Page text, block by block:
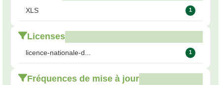
XLS 1
Licenses
licence-nationale-d... 1
Fréquences de mise à jour